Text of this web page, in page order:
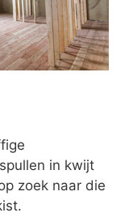
in kwijt
zoek naar die